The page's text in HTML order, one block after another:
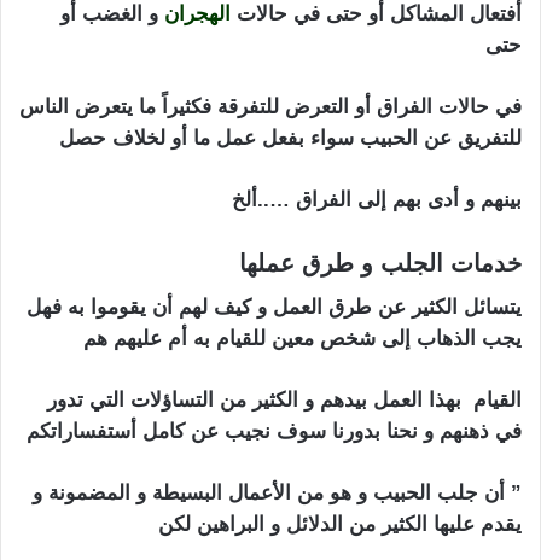
أفتعال المشاكل أو حتى في حالات الهجران و الغضب أو
حتى
في حالات الفراق أو التعرض للتفرقة فكثيراً ما يتعرض الناس
للتفريق عن الحبيب سواء بفعل عمل ما أو لخلاف حصل
بينهم و أدى بهم إلى الفراق …..ألخ
خدمات الجلب و طرق عملها
يتسائل الكثير عن طرق العمل و كيف لهم أن يقوموا به فهل
يجب الذهاب إلى شخص معين للقيام به أم عليهم هم
القيام بهذا العمل بيدهم و الكثير من التساؤلات التي تدور
في ذهنهم و نحنا بدورنا سوف نجيب عن كامل أستفساراتكم
” أن جلب الحبيب و هو من الأعمال البسيطة و المضمونة و
يقدم عليها الكثير من الدلائل و البراهين لكن